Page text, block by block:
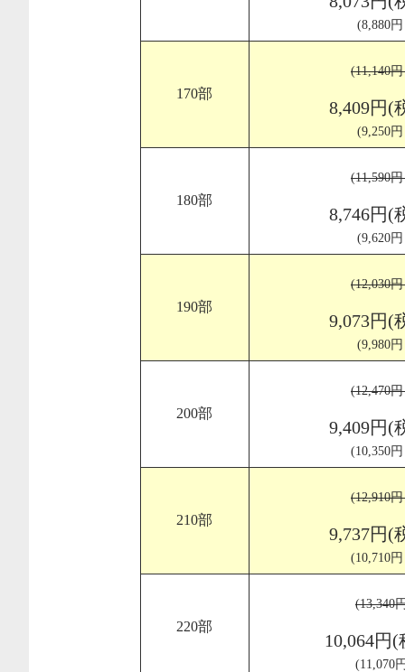
(8,880
170部
(11,140
8,409円(
(9,250
180部
(11,590
8,746円(
(9,620
190部
(12,030
9,073円(
(9,980
200部
(12,470
9,409円(
(10,350
210部
(12,910
9,737円(
(10,710
220部
(13,340
10,064円
(11,070